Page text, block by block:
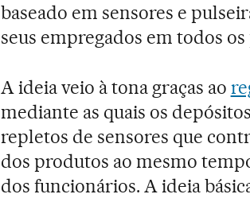
baseado em sensores e
seus empregados em todos
A ideia veio à tona graças ao
mediante as quais os
repletos de sensores que
dos produtos ao mesmo
dos funcionários. A ideia